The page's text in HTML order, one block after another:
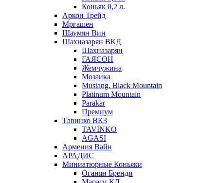
Коньяк 0,2 л.
Аркон Трейд
Мргашен
Шаумян Вин
Шахназарян ВКД
Шахназарян
ГАЯСОН
Жемчужина
Мозаика
Mustang. Black Mountain
Platinum Mountain
Parakar
Премиум
Тавинко ВКЗ
TAVINKO
AGASI
Армения Вайн
АРАДИС
Миниатюрные Коньяки
Оганян Бренди